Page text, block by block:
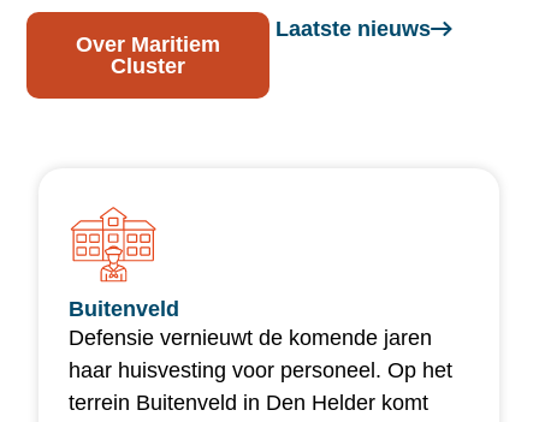
Over Maritiem
Cluster
Laatste nieuws
Buitenveld
Defensie vernieuwt de komende jaren
haar huisvesting voor personeel. Op het
terrein Buitenveld in Den Helder komt